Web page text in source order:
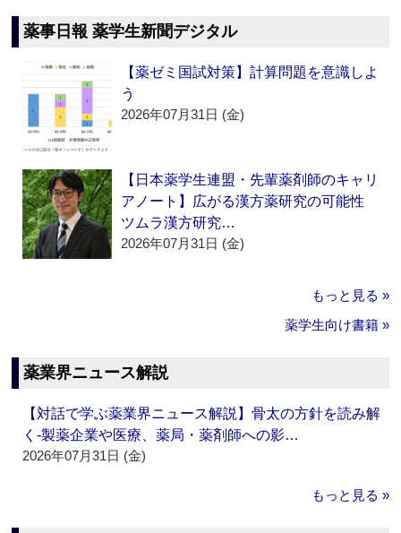
薬事日報 薬学生新聞デジタル
【薬ゼミ国試対策】計算問題を意識しよ
う
2026年07月31日 (金)
【日本薬学生連盟・先輩薬剤師のキャリ
アノート】広がる漢方薬研究の可能性
ツムラ漢方研究…
2026年07月31日 (金)
もっと見る »
薬学生向け書籍 »
薬業界ニュース解説
【対話で学ぶ薬業界ニュース解説】骨太の方針を読み解
く‐製薬企業や医療、薬局・薬剤師への影…
2026年07月31日 (金)
もっと見る »